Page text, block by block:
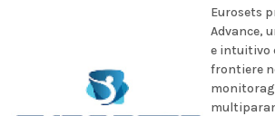
Eurosets
Advance,
e intuitivo
frontiere